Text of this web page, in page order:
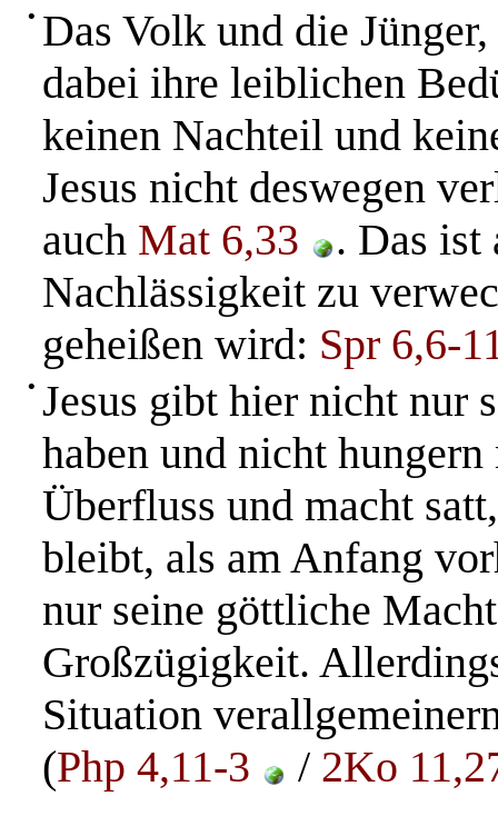
• Das Volk und die
dabei ihre leiblichen
keinen Nachteil und
Jesus nicht deswegen
auch Mat 6,33
. Das ist
Nachlässigkeit zu
geheißen wird: Spr 6,6-
• Jesus gibt hier nicht nur
haben und nicht
Überfluss und macht
bleibt, als am Anfang
nur seine göttliche
Großzügigkeit.
Situation
(Php 4,11-3 / 2Ko